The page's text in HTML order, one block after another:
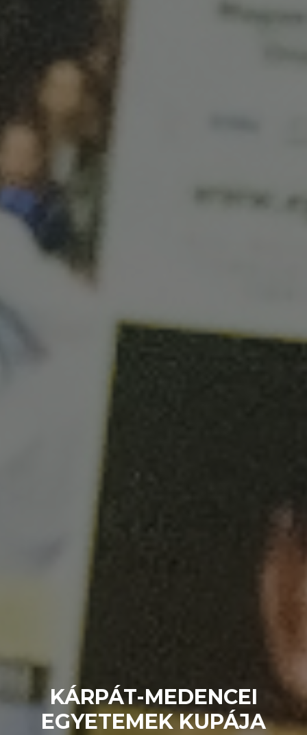
KÁRPÁT-MEDENCEI
EGYETEMEK KUPÁJA